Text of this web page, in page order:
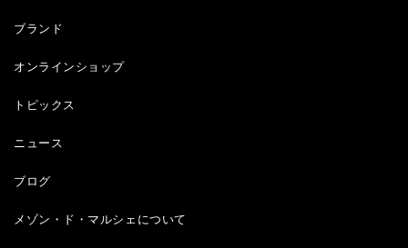
ブランド
オンラインショップ
トピックス
ニュース
ブログ
メゾン・ド・マルシェについて